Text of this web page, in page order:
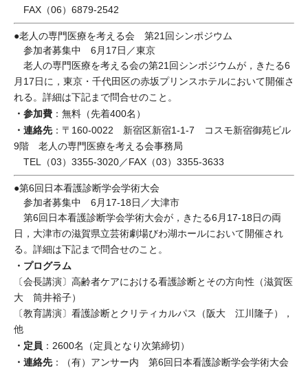
FAX（06）6879-2542
●老人の専門医療を考える会 第21回シンポジウム
参加者募集中 6月17日／東京
老人の専門医療を考える会の第21回シンポジウムが，きたる6
月17日に，東京・千代田区の赤坂プリンスホテルにおいて開催さ
れる。詳細は下記まで問合せのこと。
・参加費 ：無料（先着400名）
・連絡先：〒160-0022 新宿区新宿1-1-7 コスモ新宿御苑ビル
9階 老人の専門医療を考える会事務局
TEL（03）3355-3020／FAX（03）3355-3633
●第6回日本看護診断学会学術大会
参加者募集中 6月17-18日／大津市
第6回日本看護診断学会学術大会が，きたる6月17-18日の両
日，大津市の滋賀県立芸術劇場びわ湖ホールにおいて開催され
る。詳細は下記まで問合せのこと。
・プログラム
〔会長講演〕高齢者ケアにおける看護診断とその方向性（滋賀医
大 筒井裕子）
〔教育講演〕看護診断とクリティカルパス（阪大 江川隆子），
他
・定員 ：2600名（定員となり次第締切）
・連絡先：（有）アンサー内 第6回日本看護診断学会学術大会